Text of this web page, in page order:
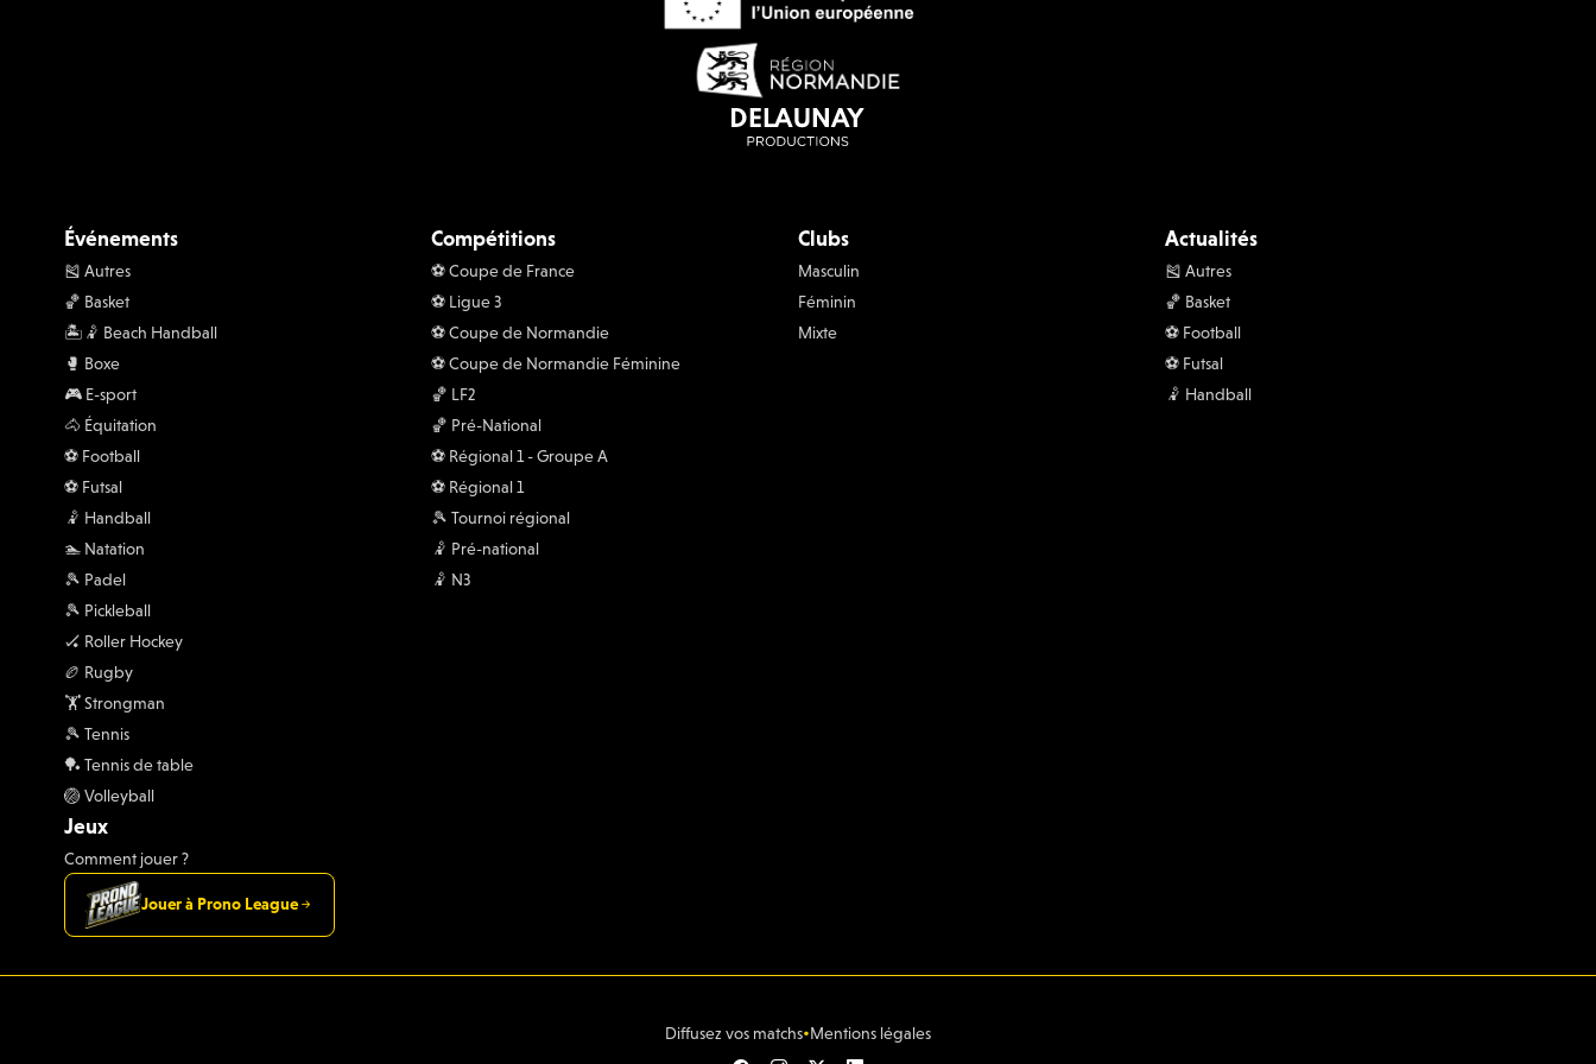
Événements
🎽 Autres
🏀 Basket
🏝️🤾 Beach Handball
🥊 Boxe
🎮 E-sport
🐴 Équitation
⚽️ Football
⚽️ Futsal
🤾 Handball
🏊 Natation
🎾 Padel
🎾 Pickleball
🏑 Roller Hockey
🏉 Rugby
🏋 Strongman
🎾 Tennis
🏓 Tennis de table
🏐 Volleyball
Compétitions
⚽️ Coupe de France
⚽️ Ligue 3
⚽️ Coupe de Normandie
⚽️ Coupe de Normandie Féminine
🏀 LF2
🏀 Pré-National
⚽️ Régional 1 - Groupe A
⚽️ Régional 1
🎾 Tournoi régional
🤾 Pré-national
🤾 N3
Clubs
Masculin
Féminin
Mixte
Actualités
🎽 Autres
🏀 Basket
⚽️ Football
⚽️ Futsal
🤾 Handball
Jeux
Comment jouer ?
Jouer à Prono League
Diffusez vos matchs•Mentions légales